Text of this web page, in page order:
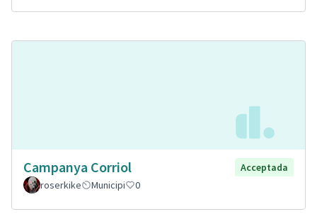
Campanya Corriol
Acceptada
roserkike
Municipi 0